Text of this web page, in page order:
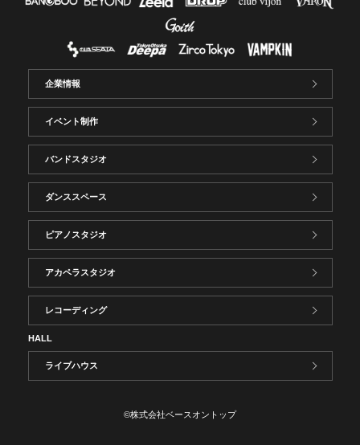
企業情報
イベント制作
バンドスタジオ
ダンススペース
ピアノスタジオ
アカペラスタジオ
レコーディング
HALL
ライブハウス
©株式会社ベースオントップ